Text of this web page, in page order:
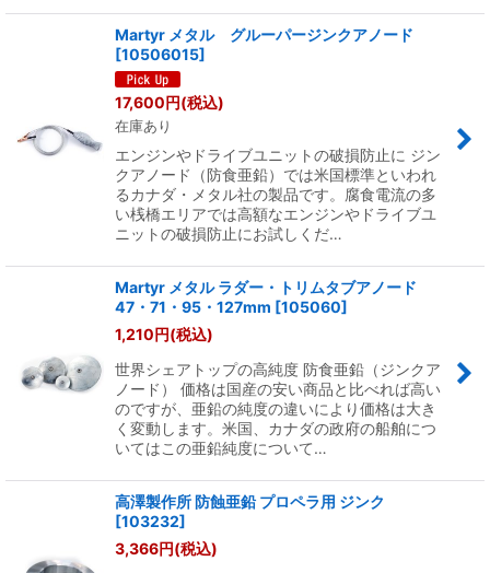
Martyr メタル グルーパージンクアノード
[10506015]
17,600円(税込)
在庫あり
エンジンやドライブユニットの破損防止に ジン
クアノード（防食亜鉛）では米国標準といわれ
るカナダ・メタル社の製品です。腐食電流の多
い桟橋エリアでは高額なエンジンやドライブユ
ニットの破損防止にお試しくだ…
Martyr メタル ラダー・トリムタブアノード
47・71・95・127mm [105060]
1,210円(税込)
世界シェアトップの高純度 防食亜鉛（ジンクア
ノード） 価格は国産の安い商品と比べれば高い
のですが、亜鉛の純度の違いにより価格は大き
く変動します。米国、カナダの政府の船舶につ
いてはこの亜鉛純度について…
高澤製作所 防蝕亜鉛 プロペラ用 ジンク
[103232]
3,366円(税込)